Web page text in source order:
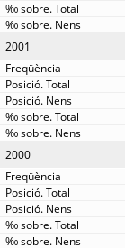
2001
2000